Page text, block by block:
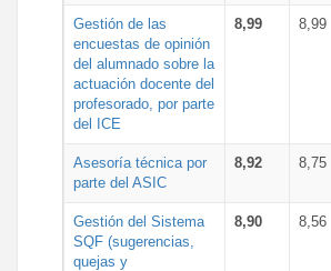
Gestión de las
encuestas de opinión
del alumnado sobre la
actuación docente del
profesorado, por parte
del ICE
8,99 8,99
Asesoría técnica por
parte del ASIC
8,92 8,75
Gestión del Sistema
SQF (sugerencias,
quejas y
8,90 8,56